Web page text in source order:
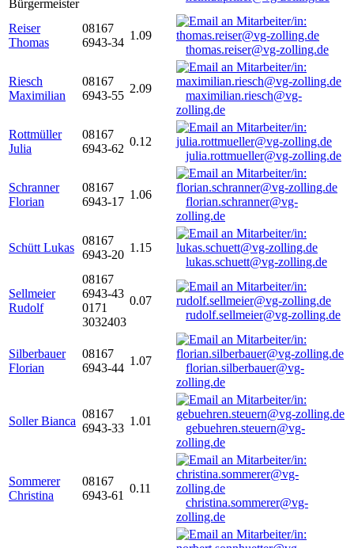
Bürgermeister
Reiser
Thomas
08167
6943-34
1.09
thomas.reiser@vg-zolling.de
Riesch
Maximilian
08167
6943-55
2.09
maximilian.riesch@vg-
zolling.de
Rottmüller
Julia
08167
6943-62
0.12
julia.rottmueller@vg-zolling.de
Schranner
Florian
08167
6943-17
1.06
florian.schranner@vg-
zolling.de
Schütt Lukas
08167
6943-20
1.15
lukas.schuett@vg-zolling.de
Sellmeier
Rudolf
08167
6943-43
0171
3032403
0.07
rudolf.sellmeier@vg-zolling.de
Silberbauer
Florian
08167
6943-44
1.07
florian.silberbauer@vg-
zolling.de
Soller Bianca
08167
6943-33
1.01
gebuehren.steuern@vg-
zolling.de
Sommerer
Christina
08167
6943-61
0.11
christina.sommerer@vg-
zolling.de